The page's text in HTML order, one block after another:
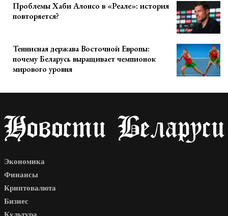
Проблемы Хаби Алонсо в «Реале»: история
повторяется?
Теннисная держава Восточной Европы:
почему Беларусь выращивает чемпионок
мирового уровня
Экономика
Финансы
Криптовалюта
Бизнес